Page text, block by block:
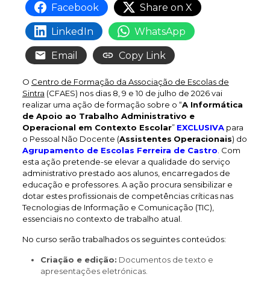
Facebook Share on X
LinkedIn WhatsApp
Email Copy Link
O Centro de Formação da Associação de Escolas de
Sintra (CFAES) nos dias 8, 9 e 10 de julho de 2026 vai
realizar uma ação de formação sobre o “A Informática
de Apoio ao Trabalho Administrativo e
Operacional em Contexto Escolar” EXCLUSIVApara
o Pessoal Não Docente (Assistentes Operacionais) do
Agrupamento de Escolas Ferreira de Castro . Com
esta ação pretende-se elevar a qualidade do serviço
administrativo prestado aos alunos, encarregados de
educação e professores. A ação procura sensibilizar e
dotar estes profissionais de competências críticas nas
Tecnologias de Informação e Comunicação (TIC),
essenciais no contexto de trabalho atual.
No curso serão trabalhados os seguintes conteúdos:
Criação e edição: Documentos de texto e
apresentações eletrónicas.